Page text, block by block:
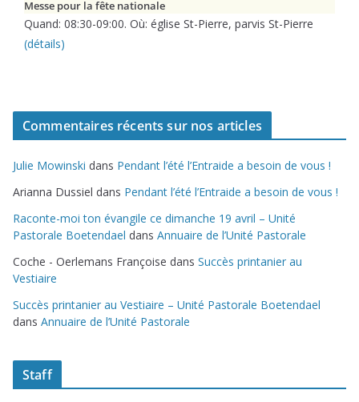
Messe pour la fête nationale
Quand: 08:30-09:00. Où: église St-Pierre, parvis St-Pierre
(détails)
Commentaires récents sur nos articles
Julie Mowinski dans Pendant l’été l’Entraide a besoin de vous !
Arianna Dussiel dans Pendant l’été l’Entraide a besoin de vous !
Raconte-moi ton évangile ce dimanche 19 avril – Unité
Pastorale Boetendael dans Annuaire de l’Unité Pastorale
Coche - Oerlemans Françoise dans Succès printanier au
Vestiaire
Succès printanier au Vestiaire – Unité Pastorale Boetendael
dans Annuaire de l’Unité Pastorale
Staff